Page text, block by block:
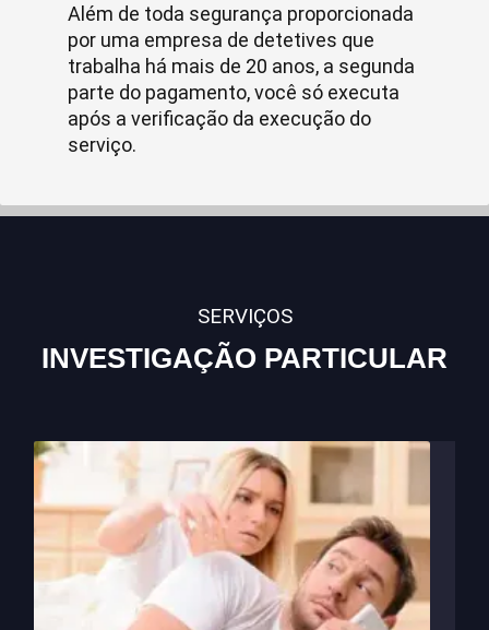
Além de toda segurança proporcionada
por uma empresa de detetives que
trabalha há mais de 20 anos, a segunda
parte do pagamento, você só executa
após a verificação da execução do
serviço.
SERVIÇOS
INVESTIGAÇÃO PARTICULAR